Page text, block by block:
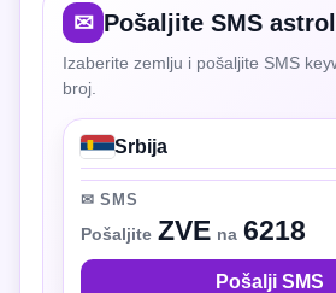
✉ Pošaljite SMS
Izaberite zemlju i pošaljite SMS
broj.
Srbija
✉ SMS
Pošaljite ZVE na 6218
Pošalji SMS